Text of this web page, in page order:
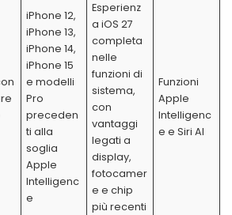
iPhone 12,
iPhone 13,
iPhone 14,
iPhone 15
e modelli
Pro
preceden
ti alla
soglia
Apple
Intelligenc
e
Esperienz
a iOS 27
completa
nelle
funzioni di
sistema,
con
vantaggi
legati a
display,
fotocamer
e e chip
più recenti
Funzioni
Apple
Intelligenc
e e Siri AI